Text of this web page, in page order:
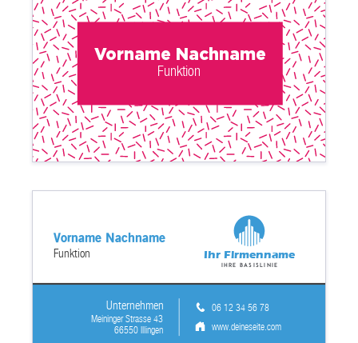
Funktion
Vorname Nachname
Meininger Strasse 43
66550 Illingen
06 12 34 56 78
www.deineseite.com
Funktion
Unternehmen
Vorname Nachname
Ihr Firmenname
Ihre Basislinie